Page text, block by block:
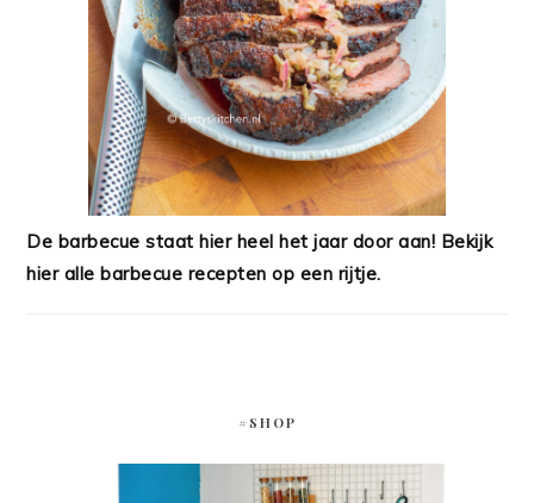
De barbecue staat hier heel het jaar door aan! Bekijk
hier alle barbecue recepten op een rijtje.
#SHOP